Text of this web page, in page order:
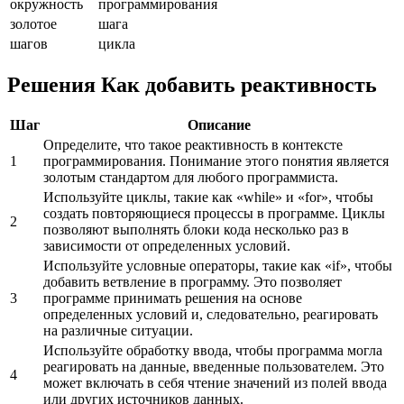
окружность
программирования
золотое
шага
шагов
цикла
Решения Как добавить реактивность
Шаг Описание
1
Определите, что такое реактивность в контексте
программирования. Понимание этого понятия является
золотым стандартом для любого программиста.
2
Используйте циклы, такие как «while» и «for», чтобы
создать повторяющиеся процессы в программе. Циклы
позволяют выполнять блоки кода несколько раз в
зависимости от определенных условий.
3
Используйте условные операторы, такие как «if», чтобы
добавить ветвление в программу. Это позволяет
программе принимать решения на основе
определенных условий и, следовательно, реагировать
на различные ситуации.
4
Используйте обработку ввода, чтобы программа могла
реагировать на данные, введенные пользователем. Это
может включать в себя чтение значений из полей ввода
или других источников данных.